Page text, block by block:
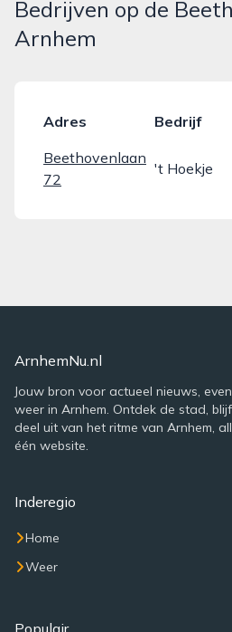
Bedrijven op de
Arnhem
Adres
Bedrijf
Beethovenlaan
72
't Hoekje
ArnhemNu.nl
Jouw bron voor actueel nieuws,
weer in Arnhem. Ontdek de stad,
deel uit van het ritme van Arnhem,
één website.
Inderegio
Home
Weer
Populair